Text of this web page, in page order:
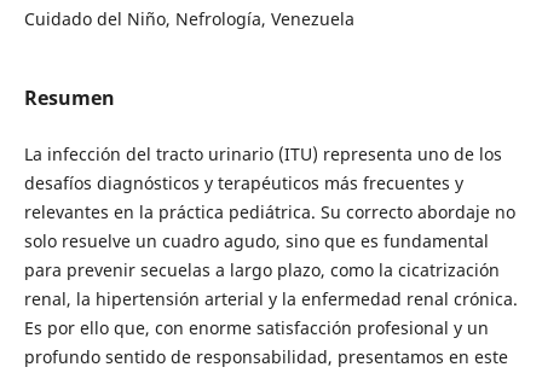
Cuidado del Niño, Nefrología, Venezuela
Resumen
La infección del tracto urinario (ITU) representa uno de los
desafíos diagnósticos y terapéuticos más frecuentes y
relevantes en la práctica pediátrica. Su correcto abordaje no
solo resuelve un cuadro agudo, sino que es fundamental
para prevenir secuelas a largo plazo, como la cicatrización
renal, la hipertensión arterial y la enfermedad renal crónica.
Es por ello que, con enorme satisfacción profesional y un
profundo sentido de responsabilidad, presentamos en este